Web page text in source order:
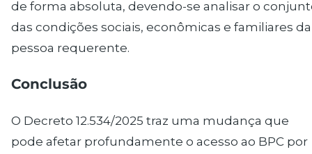
de forma absoluta, devendo-se analisar o
das condições sociais, econômicas e familiares da
pessoa requerente.
Conclusão
O Decreto 12.534/2025 traz uma mudança que
pode afetar profundamente o acesso ao BPC por